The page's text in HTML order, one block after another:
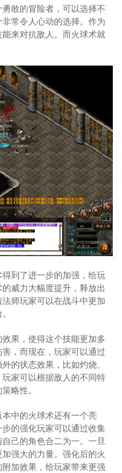
敢的冒险者，可以选择不
常令人心动的选择。作为
来对抗敌人。而火球术就
到了进一步的加强，给玩
威力大幅度提升，释放出
师玩家可以在战斗中更加
果，使得这个技能更加多
，而现在，玩家可以通过
的状态效果，比如灼烧、
家可以根据敌人的不同特
略性。
中的火球术还有一个亮
的强化玩家可以通过收集
己的角色合二为一。一旦
强大的力量。强化后的火
加效果，给玩家带来更强